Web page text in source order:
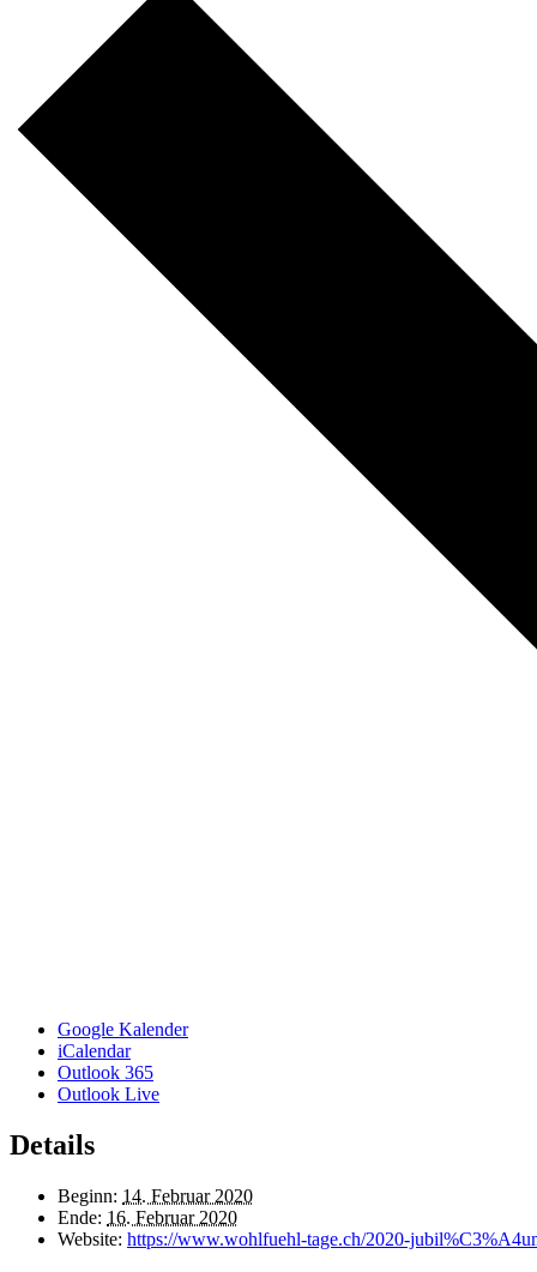
Google Kalender
iCalendar
Outlook 365
Outlook Live
Details
Beginn: 14. Februar 2020
Ende: 16. Februar 2020
Website: https://www.wohlfuehl-tage.ch/2020-